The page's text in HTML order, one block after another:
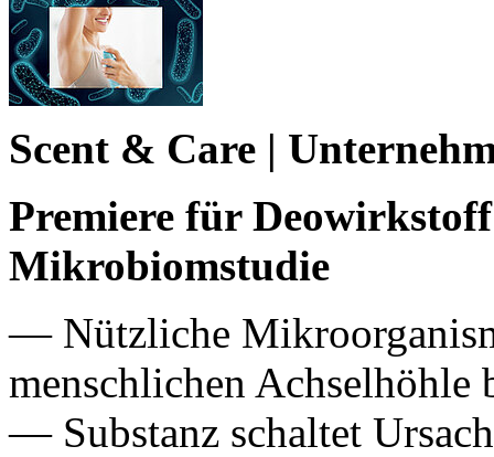
Scent & Care |
Premiere für
Mikrobiomstudie
— Nützliche
menschlichen Achselhöhle
— Substanz schaltet